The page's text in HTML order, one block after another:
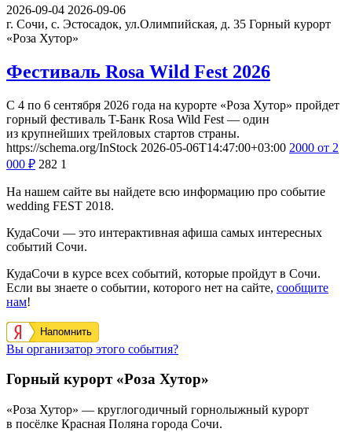
2026-09-04 2026-09-06
г. Сочи, с. Эстосадок, ул.Олимпийская, д. 35 Горный курорт
«Роза Хутор»
Фестиваль Rosa Wild Fest 2026
С 4 по 6 сентября 2026 года на курорте «Роза Хутор» пройдет
горный фестиваль T-Банк Rosa Wild Fest — один
из крупнейших трейловых стартов страны.
https://schema.org/InStock 2026-05-06T14:47:00+03:00 2000 от 2
000 ₽ 282 1
На нашем сайте вы найдете всю информацию про событие
wedding FEST 2018.
КудаСочи — это интерактивная афиша самых интересных
событий Сочи.
КудаСочи в курсе всех событий, которые пройдут в Сочи.
Если вы знаете о событии, которого нет на сайте, сообщите
нам!
Напомнить
Вы организатор этого события?
Горный курорт «Роза Хутор»
«Роза Хутор» — круглогодичный горнолыжный курорт
в посёлке Красная Поляна города Сочи.